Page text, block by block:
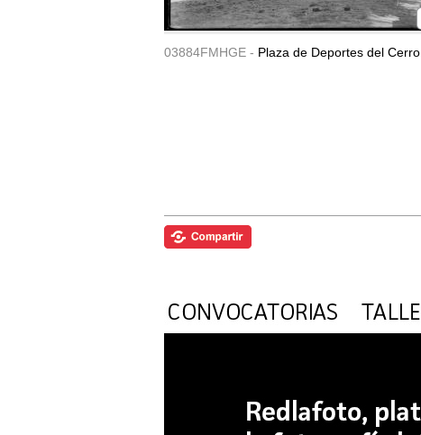
03884FMHGE - Plaza de Deportes del Cerro.